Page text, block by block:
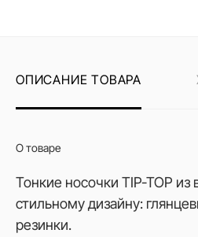
ОПИСАНИЕ ТОВАРА
О товаре
Тонкие носочки TIP-TOP
стильному дизайну:
резинки.